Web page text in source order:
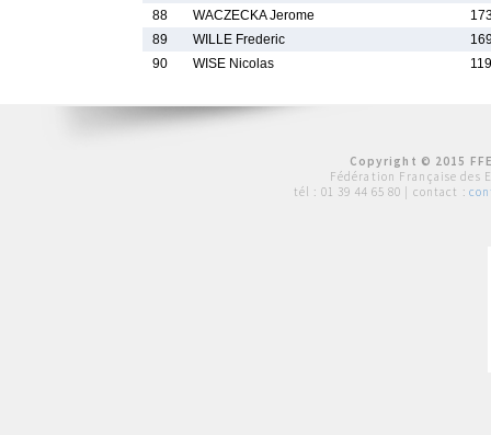
88
WACZECKA Jerome
89
WILLE Frederic
90
WISE Nicolas
Copyright © 2015
Fédération Française des
tél : 01 39 44 65 80 | contact :